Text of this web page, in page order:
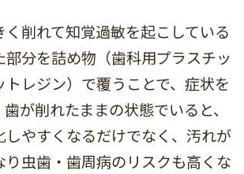
削れて知覚過敏を起こしている
分を詰め物（歯科用プラスチッ
トレジン）で覆うことで、症状を
が削れたままの状態でいると、
しやすくなるだけでなく、汚れが
り虫歯・歯周病のリスクも高くな